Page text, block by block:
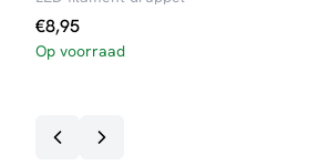
€8,95
Op voorraad